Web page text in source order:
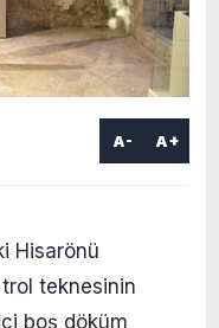
A- A+
Hisarönü
trol teknesinin
boş döküm